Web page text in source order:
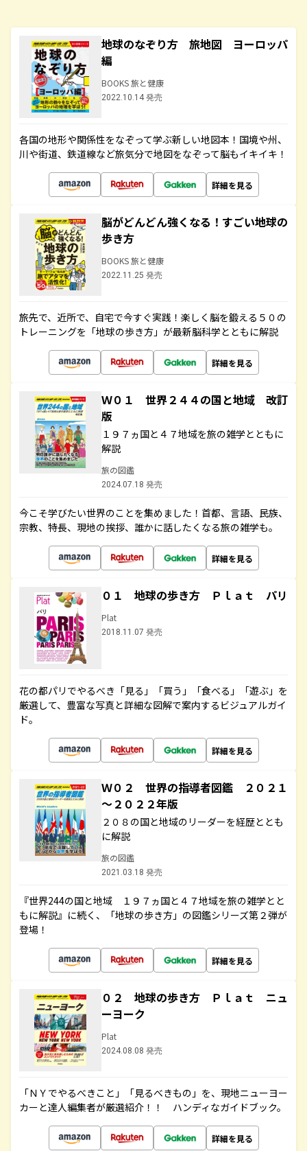
地球のなぞり方 旅地図 ヨーロッパ
編
BOOKS 旅と健康
2022.10.14 発売
各国の地形や関係性をなぞって学ぶ新しい地図本！国境や州、
川や街道、鉄道線など旅気分で地図をなぞって脳もイキイキ！
詳細を見る
脳がどんどん強くなる！すごい地球の
歩き方
BOOKS 旅と健康
2022.11.25 発売
旅先で、近所で、自宅で今すぐ実践！楽しく脳を鍛える５０の
トレーニングを「地球の歩き方」が最新脳科学とともに解説
詳細を見る
Ｗ０１ 世界２４４の国と地域 改訂
版
１９７ヵ国と４７地域を旅の雑学とともに
解説
旅の図鑑
2024.07.18 発売
今こそ学びたい世界のことを集めました！首都、言語、民族、
宗教、特長、現地の挨拶、誰かに話したくなる旅の雑学も。
詳細を見る
０１ 地球の歩き方 Ｐｌａｔ パリ
Plat
2018.11.07 発売
花の都パリでやるべき「見る」「買う」「食べる」「遊ぶ」を
厳選して、豊富な写真と詳細な図解で案内するビジュアルガイ
ド。
詳細を見る
Ｗ０２ 世界の指導者図鑑 ２０２１
～２０２２年版
２０８の国と地域のリーダーを経歴ととも
に解説
旅の図鑑
2021.03.18 発売
『世界244の国と地域 １９７ヵ国と４７地域を旅の雑学とと
もに解説』に続く、「地球の歩き方」の図鑑シリーズ第２弾が
登場！
詳細を見る
０２ 地球の歩き方 Ｐｌａｔ ニュ
ーヨーク
Plat
2024.08.08 発売
「ＮＹでやるべきこと」「見るべきもの」を、現地ニューヨー
カーと達人編集者が厳選紹介！！ ハンディなガイドブック。
詳細を見る